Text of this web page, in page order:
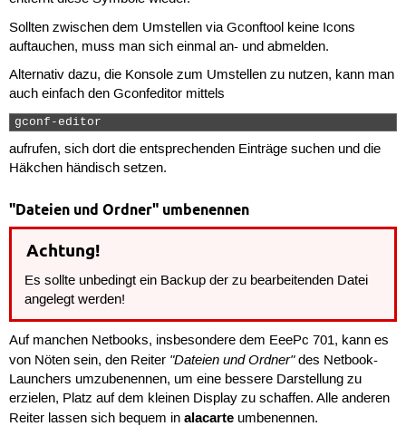
Sollten zwischen dem Umstellen via Gconftool keine Icons
auftauchen, muss man sich einmal an- und abmelden.
Alternativ dazu, die Konsole zum Umstellen zu nutzen, kann man
auch einfach den Gconfeditor mittels
gconf-editor
aufrufen, sich dort die entsprechenden Einträge suchen und die
Häkchen händisch setzen.
"Dateien und Ordner" umbenennen
Achtung!
Es sollte unbedingt ein Backup der zu bearbeitenden Datei
angelegt werden!
Auf manchen Netbooks, insbesondere dem EeePc 701, kann es
von Nöten sein, den Reiter "Dateien und Ordner"des Netbook-
Launchers umzubenennen, um eine bessere Darstellung zu
erzielen, Platz auf dem kleinen Display zu schaffen. Alle anderen
Reiter lassen sich bequem in alacarteumbenennen.